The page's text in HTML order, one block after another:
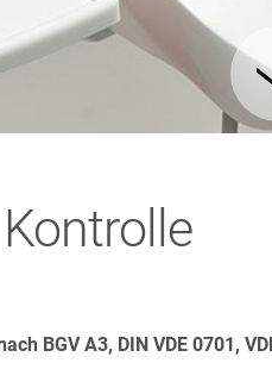
BGV A3, DIN VDE 0701,